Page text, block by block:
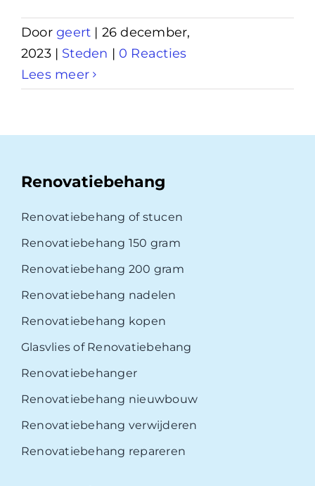
Doorgeert | 26 december,
2023 | Steden | 0 Reacties
Lees meer
Renovatiebehang
Renovatiebehang of stucen
Renovatiebehang 150 gram
Renovatiebehang 200 gram
Renovatiebehang nadelen
Renovatiebehang kopen
Glasvlies of Renovatiebehang
Renovatiebehanger
Renovatiebehang nieuwbouw
Renovatiebehang verwijderen
Renovatiebehang repareren